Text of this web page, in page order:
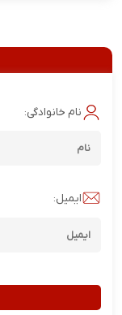
نام خانوادگی:
ایمیل: